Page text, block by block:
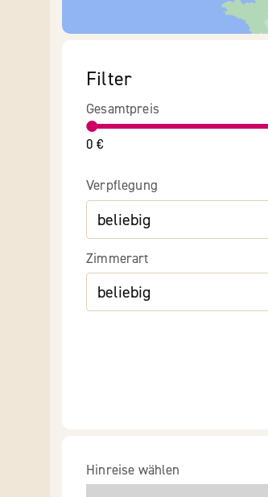
Filter
Gesamtpreis
0 €
Verpflegung
Zimmerart
Hinreise wählen